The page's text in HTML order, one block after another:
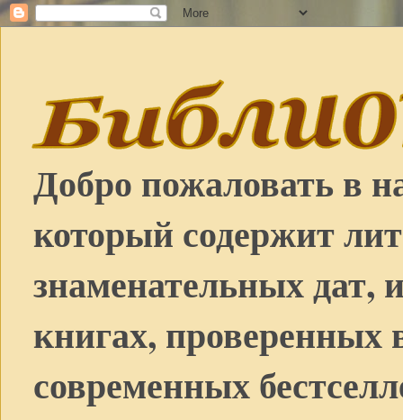
Добро пожаловать в
который содержит
знаменательных
книгах, проверенных
современных